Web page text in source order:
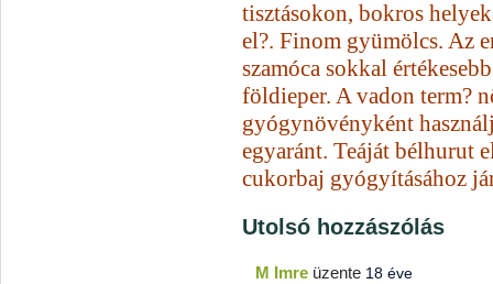
tisztásokon, bokros
el?. Finom gyümölcs. Az
szamóca sokkal
földieper. A vadon term?
gyógynövényként
egyaránt. Teáját bélhurut
cukorbaj gyógyításához
Utolsó hozzászólás
M Imre üzente 18 éve